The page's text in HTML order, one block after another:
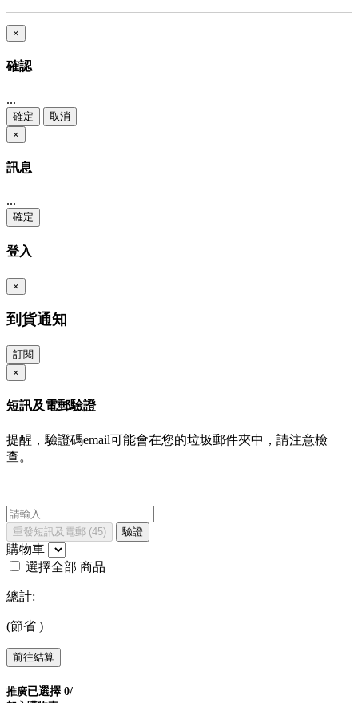
×
確認
...
確定
取消
×
訊息
...
確定
登入
×
到貨通知
訂閱
×
短訊及電郵驗證
提醒，驗證碼email可能會在您的垃圾郵件夾中，請注意檢
查。
重發短訊及電郵 (45) 驗證
購物車
選擇全部 商品
總計:
(節省 )
前往結算
推廣已選擇 0/